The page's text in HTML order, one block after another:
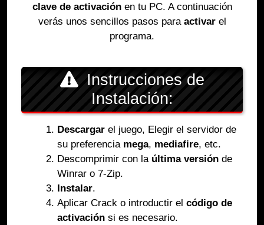
clave de activación en tu PC. A continuación
verás unos sencillos pasos para activarel
programa.
Instrucciones de
Instalación:
Descargar el juego, Elegir el servidor de
su preferencia mega, mediafire, etc.
Descomprimir con la última versión de
Winrar o 7-Zip.
Instalar.
Aplicar Crack o introductir el código de
activación si es necesario.